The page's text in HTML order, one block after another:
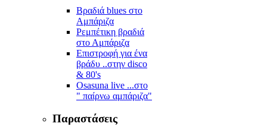
Βραδιά blues στο
Αμπάριζα
Ρεμπέτικη βραδιά
στο Αμπάριζα
Επιστροφή για ένα
βράδυ ..στην disco
& 80's
Osasuna live ...στο
" παίρνω αμπάριζα"
Παραστάσεις